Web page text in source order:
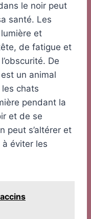
le noir peut
santé. Les
et
de fatigue et
De
un animal
chats
pendant la
et de se
peut s’altérer et
éviter les